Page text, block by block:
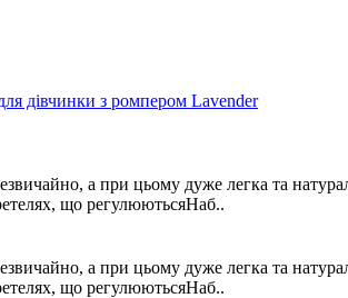
а при цьому дуже легка та
що регулюютьсяНаб..
а при цьому дуже легка та
що регулюютьсяНаб..